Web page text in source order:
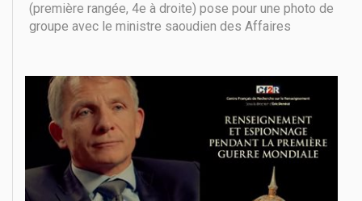
(première rangée, 4e à droite) pose pour une photo de
groupe avec le ministre saoudien des Affaires
ministre et ministre des Affaires étrangères de
Jordanie,